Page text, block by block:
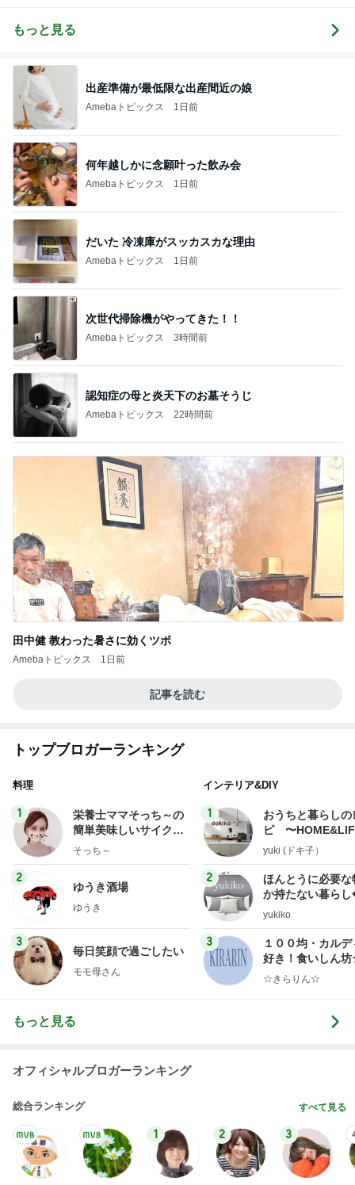
海地震と南海
トラフ地震は2
発者のつぶや
もっと見る
出産準備が最低限な出産間近の娘
Amebaトピックス 1日前
何年越しかに念願叶った飲み会
Amebaトピックス 1日前
だいた 冷凍庫がスッカスカな理由
Amebaトピックス 1日前
次世代掃除機がやってきた！！
Amebaトピックス 3時間前
認知症の母と炎天下のお墓そうじ
Amebaトピックス 22時間前
田中健 教わった暑さに効くツボ
Amebaトピックス 1日前
記事を読む
トップブロガーランキング
料理
1
栄養士ママそっち～の
簡単美味しいサイクル
献立
そっち～
2
ゆうき酒場
ゆうき
3
毎日笑顔で過ごしたい
モモ母さん
インテリア&DIY
1
おうちと暮らしの
ピ 〜
yuki (ドキ子）
2
ほんとうに必要な
か持たない暮ら
ep Life Simple◆
yukiko
3
１００均・カルデ
好き！食いしん
らりん☆のブログ
☆きらりん☆
もっと見る
オフィシャルブロガーランキング
総合ランキング すべて見る
1 2 3